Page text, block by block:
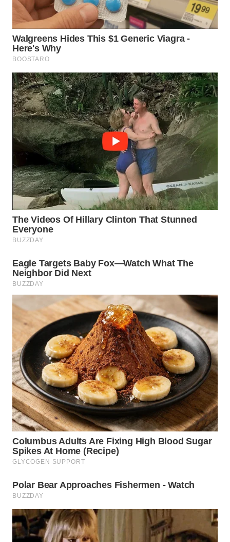
SAMOSIR
PADANG
LAWAS
WN
SUMEDANG
WN
CIANJUR
WN
KEPULAUAN
SERIBU
WN
TANGERANG
WN
WN
CIREBON
WN
INDRAMAYU
KUNINGAN
WN
MAJALENGKA
WN
SUBANG
SUKABUMI
WN
PURWAKARTA